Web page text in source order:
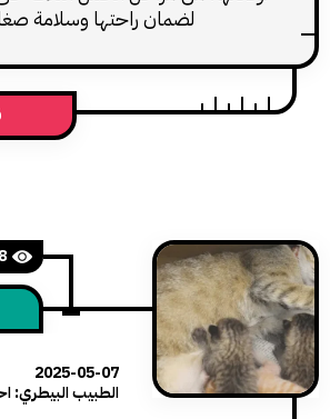
لضمان راحتها وسلامة صغارها.
قراءة المقالة
818
ولادة
2025-05-07
الطبيب البيطري: احمد محلي